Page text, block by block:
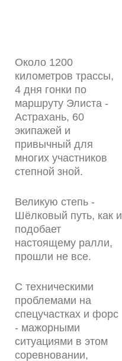
Около 1200
километров трассы,
4 дня гонки по
маршруту Элиста -
Астрахань, 60
экипажей и
привычный для
многих участников
степной зной.
Великую степь -
Шёлковый путь, как и
подобает
настоящему ралли,
прошли не все.
С техническими
проблемами на
спецучастках и форс
- мажорными
ситуациями в этом
соревновании,